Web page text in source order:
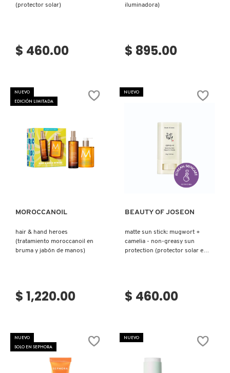
OUAI HAIRCARE
PATRICK TA
PHLUR
RARE BEAUTY
(protector solar)
$ 460.00
iluminadora)
$ 895.00
NUEVO
EDICIÓN LIMITADA
Ver más
MOROCCANOIL
hair & hand heroes
(tratamiento moroccanoil en
bruma y jabón de manos)
$ 1,220.00
NUEVO
Ver más
BEAUTY OF JOSEON
matte sun stick: mugwort +
camelia - non-greasy sun
protection (protector solar en
$ 460.00
NUEVO
SOLO EN SEPHORA
NUEVO